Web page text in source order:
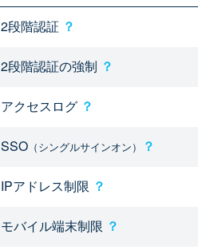
2段階認証 ？
2段階認証の強制 ？
アクセスログ ？
SSO （シングルサインオン） ？
IPアドレス制限 ？
モバイル端末制限 ？